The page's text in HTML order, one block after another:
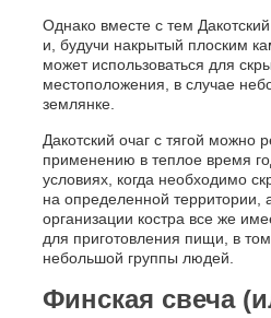
Однако вместе с тем
и, будучи накрытый плоским
может использоваться для
местоположения, в случае
землянке.
Дакотский очаг с тягой можно
применению в теплое время
условиях, когда необходимо
на определенной территории,
организации костра все же
для приготовления пищи, в
небольшой группы людей.
Финская свеча